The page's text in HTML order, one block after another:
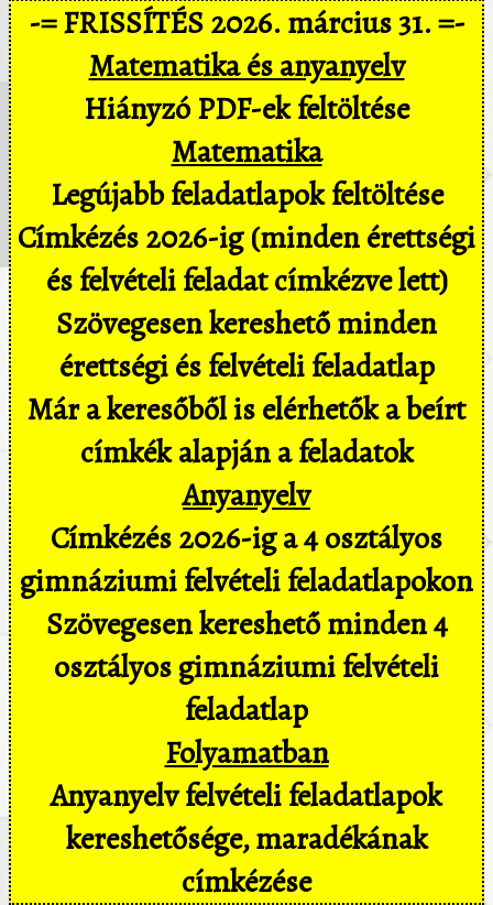
-= FRISSÍTÉS 2026. március 31. =-
Matematika és anyanyelv
Hiányzó PDF-ek feltöltése
Matematika
Legújabb feladatlapok feltöltése
Címkézés 2026-ig (minden érettségi
és felvételi feladat címkézve lett)
Szövegesen kereshető minden
érettségi és felvételi feladatlap
Már a keresőből is elérhetők a beírt
címkék alapján a feladatok
Anyanyelv
Címkézés 2026-ig a 4 osztályos
gimnáziumi felvételi feladatlapokon
Szövegesen kereshető minden 4
osztályos gimnáziumi felvételi
feladatlap
Folyamatban
Anyanyelv felvételi feladatlapok
kereshetősége, maradékának
címkézése